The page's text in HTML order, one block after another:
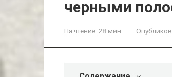
черными
На чтение: 28 мин